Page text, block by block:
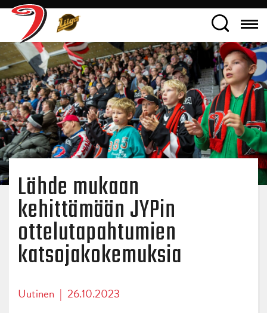
Lähde mukaan
kehittämään JYPin
ottelutapahtumien
katsojakokemuksia
Uutinen | 26.10.2023